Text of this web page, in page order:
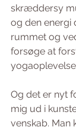
skræddersy
og den energi
rummet og
forsøge at
Og det er nyt
mig ud i
venskab. Man